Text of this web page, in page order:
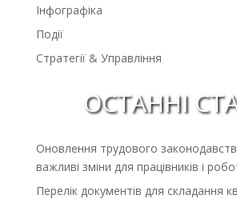
Інфографіка
Події
Стратегії & Управління
ОСТАННІ
Оновлення трудового
важливі зміни для працівників і
Перелік документів для складання